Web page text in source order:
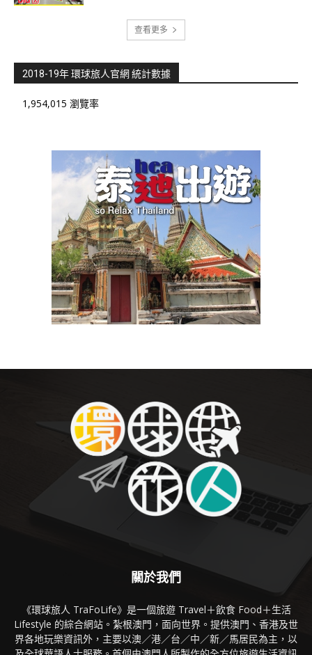
查看更多
2018-19年 環球旅人官網 統計數據
1,954,015 瀏覽率
關於我們
《環球旅人 TraFoLife》是一個旅遊 Travel＋飲食 Food＋生活
Lifestyle 的綜合網站。紮根澳門，面向世界。提供澳門、香港及世
界各地玩樂資訊外，主要以澳／港／台／中／新／馬居民為主，以